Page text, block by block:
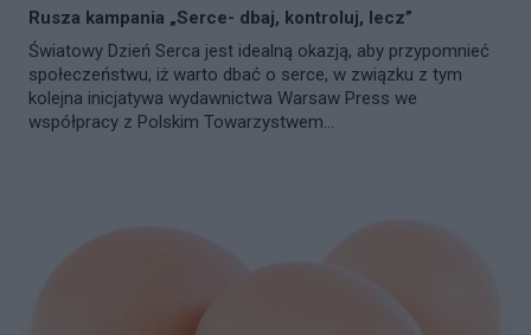
Rusza kampania „Serce- dbaj, kontroluj, lecz”
Światowy Dzień Serca jest idealną okazją, aby przypomnieć
społeczeństwu, iż warto dbać o serce, w związku z tym
kolejna inicjatywa wydawnictwa Warsaw Press we
współpracy z Polskim Towarzystwem...